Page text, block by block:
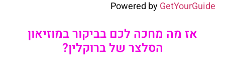
Powered byGetYourGuide
אז מה מחכה לכם בביקור במוזיאון
הסלצר של ברוקלין?